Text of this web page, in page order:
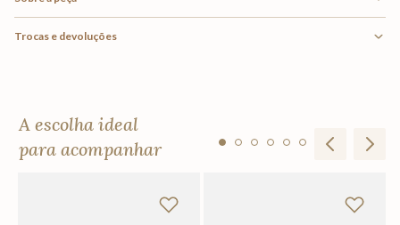
Trocas e devoluções
A escolha ideal
para acompanhar